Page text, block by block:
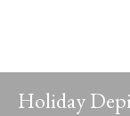
Holiday